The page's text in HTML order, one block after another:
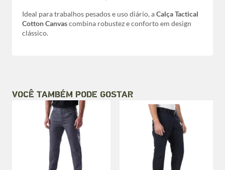
Ideal para trabalhos pesados e uso diário, aCalça Tactical
Cotton Canvascombina robustez e conforto em design
clássico.
VOCÊ TAMBÉM PODE GOSTAR